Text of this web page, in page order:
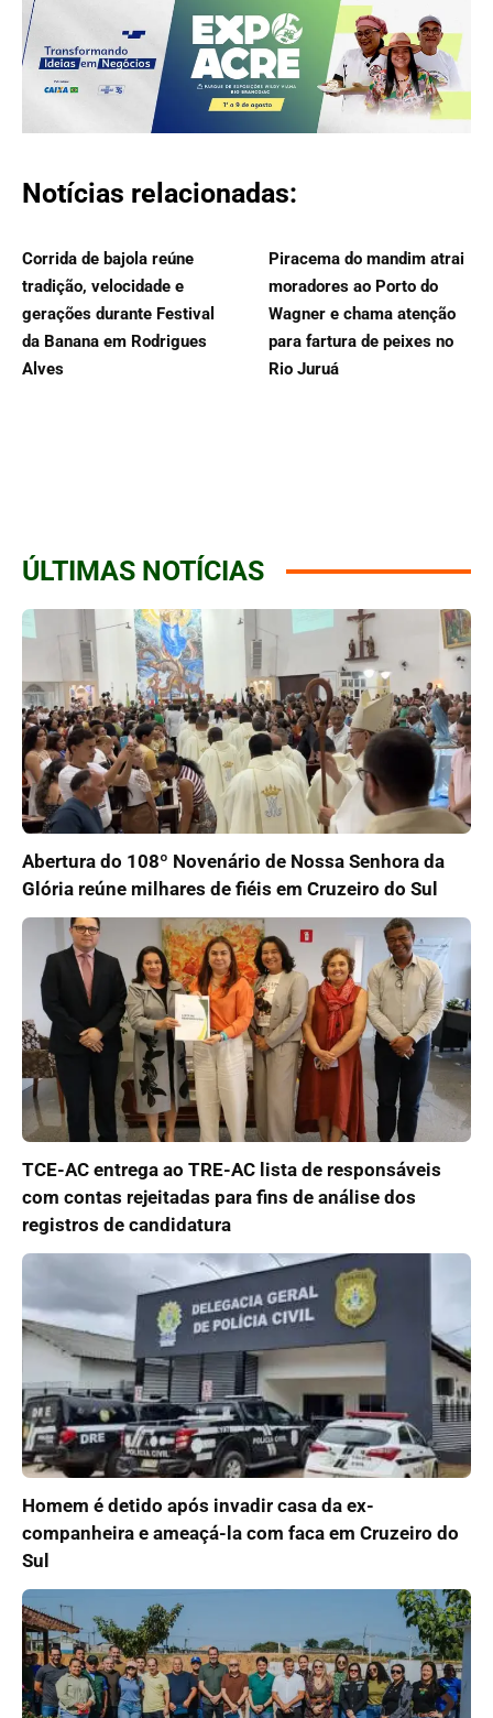
Notícias relacionadas:
Corrida de bajola reúne
tradição, velocidade e
gerações durante Festival
da Banana em Rodrigues
Alves
Piracema do mandim atrai
moradores ao Porto do
Wagner e chama atenção
para fartura de peixes no
Rio Juruá
ÚLTIMAS NOTÍCIAS
Abertura do 108º Novenário de Nossa Senhora da
Glória reúne milhares de fiéis em Cruzeiro do Sul
TCE-AC entrega ao TRE-AC lista de responsáveis
com contas rejeitadas para fins de análise dos
registros de candidatura
Homem é detido após invadir casa da ex-
companheira e ameaçá-la com faca em Cruzeiro do
Sul